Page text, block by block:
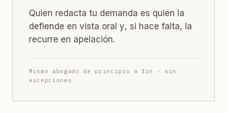
Quien redacta tu demanda es quien la
defiende en vista oral y, si hace falta, la
recurre en apelación.
Mismo abogado de principio a fin · sin
excepciones